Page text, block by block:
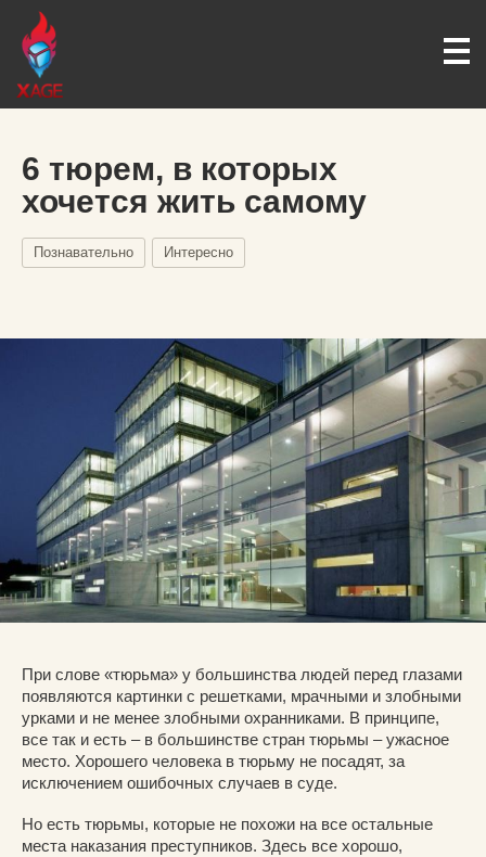
6 тюрем, в которых
хочется жить самому
Познавательно Интересно
При слове «тюрьма» у большинства людей перед глазами
появляются картинки с решетками, мрачными и злобными
урками и не менее злобными охранниками. В принципе,
все так и есть – в большинстве стран тюрьмы – ужасное
место. Хорошего человека в тюрьму не посадят, за
исключением ошибочных случаев в суде.
Но есть тюрьмы, которые не похожи на все остальные
места наказания преступников. Здесь все хорошо,